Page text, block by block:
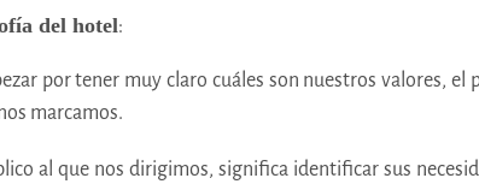
del hotel:
por tener muy claro cuáles son nuestros valores,
marcamos.
al que nos dirigimos, significa identificar sus